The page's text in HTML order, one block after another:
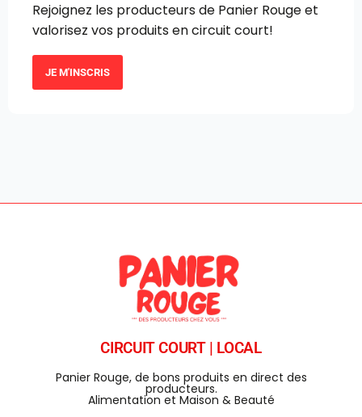
Rejoignez les producteurs de Panier Rouge et
valorisez vos produits en circuit court!
JE M'INSCRIS
CIRCUIT COURT | LOCAL
Panier Rouge, de bons produits en direct des
producteurs.
Alimentation et Maison & Beauté